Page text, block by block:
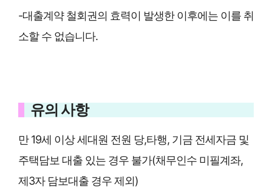
-대출계약 철회권의 효력이 발생한 이후에는 이를 취
소할 수 없습니다.
유의 사항
만 19세 이상 세대원 전원 당,타행, 기금 전세자금 및
주택담보 대출 있는 경우 불가(채무인수 미필계좌,
제3자 담보대출 경우 제외)